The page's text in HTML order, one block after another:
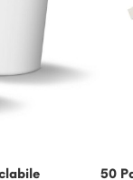
50